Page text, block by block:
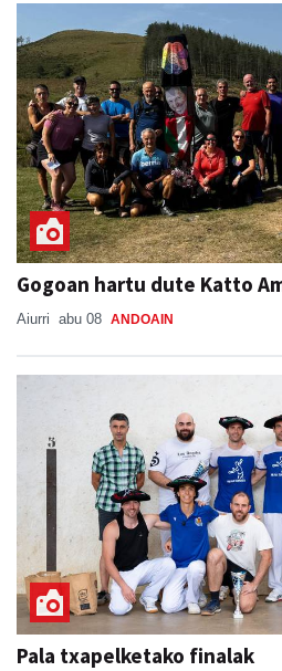
Gogoan hartu dute Katto
Aiurri abu 08 ANDOAIN
Pala txapelketako finalak